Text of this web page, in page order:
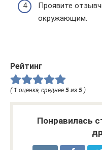
Проявите
окружающим.
Рейтинг
( 1 оценка, среднее 5 из 5 )
Понравилась